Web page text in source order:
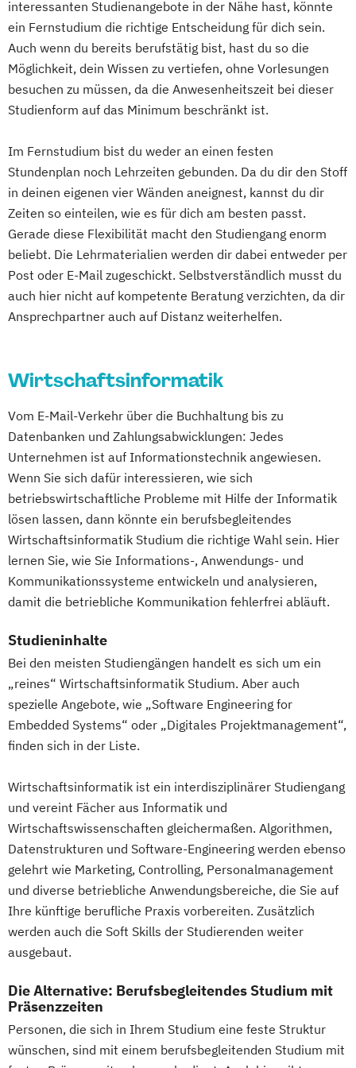
Gesundheitswesen
Digitale Betriebswirtschaftslehre
Digitale Transformation Diätetik
E-Beratung in der Pädagogik
E-Commerce Elektrotechnik
Engineering Management (DE/EN)
Entrepreneurship (DE/EN) Ergotherapie
Ernährungswissenschaften
Eventmanagement Facility Management
Accounting und Taxation (DE/EN)
Finanzmanagement
Finanzmanagement für Bankkaufleute
Gerontologie
Gesundheitsmanagement
Gesundheitspsychologie
Gesundheitspädagogik
Growth Hacking
Growth Hacking (DE/EN)
Growth Hacking for Entrepreneurs (DE/EN)
Heilpädagogik
Heilpädagogik und Inklusion
Heilpädagogik/Inklusionspädagogik
IT-Management
Immobilienmanagement für
Immobilienkaufleute
Immobilienwirtschaft Informatik
Information Technology Management
Innovation and Entrepreneurship (DE/EN)
International Healthcare Management
(DE/EN)
International Management (DE/EN)
Internationales Marketing
Journalismus und digitale Kommunikation
Kindheitspädagogik
Kindheitspädagogik für Erzieher:innen
Kommunikationsdesign
Kultur- und Medienpädagogik
Leitungshandeln in der Pädagogik
Logistikmanagement Logopädie
Medienmanagement
Online Marketing und Social Media
Psychologie
Psychologie des Kindes- und Jugendalters
Soziale Arbeit (einphasig) (B.A.)
Sozialmanagement
Sozialpädagogik (einphasig) (B.A.)
Sozialpädagogik (zweiphasig) (B.A.)
Tourismus- und Eventmanagement
UX Design Unternehmensrecht
Vertriebspsychologie
Wirtschaftsinformatik
Wirtschaftsingenieur
Wirtschaftspsychologie
interessanten Studienangebote in der Nähe hast, könnte
ein Fernstudium die richtige Entscheidung für dich sein.
Auch wenn du bereits berufstätig bist, hast du so die
Möglichkeit, dein Wissen zu vertiefen, ohne Vorlesungen
besuchen zu müssen, da die Anwesenheitszeit bei dieser
Studienform auf das Minimum beschränkt ist.
Im Fernstudium bist du weder an einen festen
Stundenplan noch Lehrzeiten gebunden. Da du dir den Stoff
in deinen eigenen vier Wänden aneignest, kannst du dir
Zeiten so einteilen, wie es für dich am besten passt.
Gerade diese Flexibilität macht den Studiengang enorm
beliebt. Die Lehrmaterialien werden dir dabei entweder per
Post oder E-Mail zugeschickt. Selbstverständlich musst du
auch hier nicht auf kompetente Beratung verzichten, da dir
Ansprechpartner auch auf Distanz weiterhelfen.
Wirtschaftsinformatik
Vom E-Mail-Verkehr über die Buchhaltung bis zu
Datenbanken und Zahlungsabwicklungen: Jedes
Unternehmen ist auf Informationstechnik angewiesen.
Wenn Sie sich dafür interessieren, wie sich
betriebswirtschaftliche Probleme mit Hilfe der Informatik
lösen lassen, dann könnte ein berufsbegleitendes
Wirtschaftsinformatik Studium die richtige Wahl sein. Hier
lernen Sie, wie Sie Informations-, Anwendungs- und
Kommunikationssysteme entwickeln und analysieren,
damit die betriebliche Kommunikation fehlerfrei abläuft.
Studieninhalte
Bei den meisten Studiengängen handelt es sich um ein
„reines“ Wirtschaftsinformatik Studium. Aber auch
spezielle Angebote, wie „Software Engineering for
Embedded Systems“ oder „Digitales Projektmanagement“,
finden sich in der Liste.
Wirtschaftsinformatik ist ein interdisziplinärer Studiengang
und vereint Fächer aus Informatik und
Wirtschaftswissenschaften gleichermaßen. Algorithmen,
Datenstrukturen und Software-Engineering werden ebenso
gelehrt wie Marketing, Controlling, Personalmanagement
und diverse betriebliche Anwendungsbereiche, die Sie auf
Ihre künftige berufliche Praxis vorbereiten. Zusätzlich
werden auch die Soft Skills der Studierenden weiter
ausgebaut.
Die Alternative: Berufsbegleitendes Studium mit
Präsenzzeiten
Personen, die sich in Ihrem Studium eine feste Struktur
wünschen, sind mit einem berufsbegleitenden Studium mit